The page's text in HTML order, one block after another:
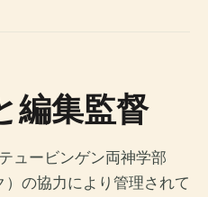
編集監督
ュービンゲン両神学部
）の協力により管理されて